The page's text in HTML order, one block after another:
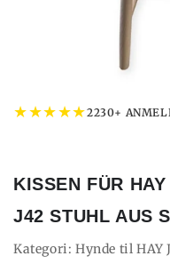
★★★★★2230+
KISSEN FÜR
J42 STUHL AUS
Kategori: Hynde til HAY